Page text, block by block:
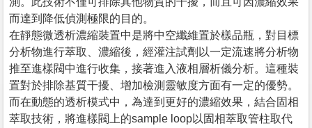
而達到降低偵測極限的目的。
在靜態微透析濃縮裝置中是將中空纖維置於樣品瓶，對目標
分析物進行萃取、濃縮後，經灌注試劑以一定流速將分析物
推至進樣閥中進行收集，接著進入液相層析儀分析。這種裝
置對於排除基質干擾、增加檢測靈敏度方面有一定的優勢。
而在動態的透析模式中，為達到更好的濃縮效果，結合固相
萃取技術，將進樣閥上的sample loop以固相萃取管柱取代